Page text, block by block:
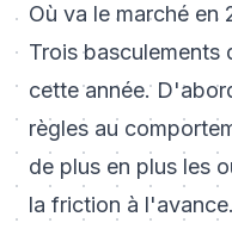
Où va le marché en
Trois basculements
cette année.
règles au
de plus en plus les
la friction à